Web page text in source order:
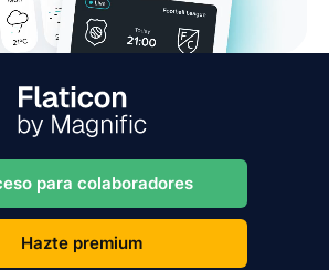
para colaboradores
Hazte premium